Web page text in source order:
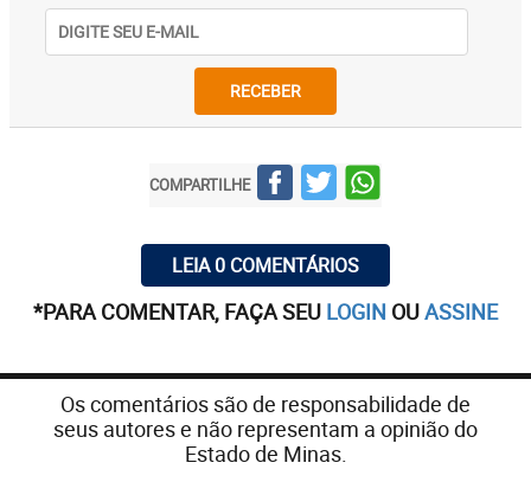
RECEBER
COMPARTILHE
LEIA 0 COMENTÁRIOS
*PARA COMENTAR, FAÇA SEU LOGIN OUASSINE
Os comentários são de responsabilidade de
seus autores e não representam a opinião do
Estado de Minas.